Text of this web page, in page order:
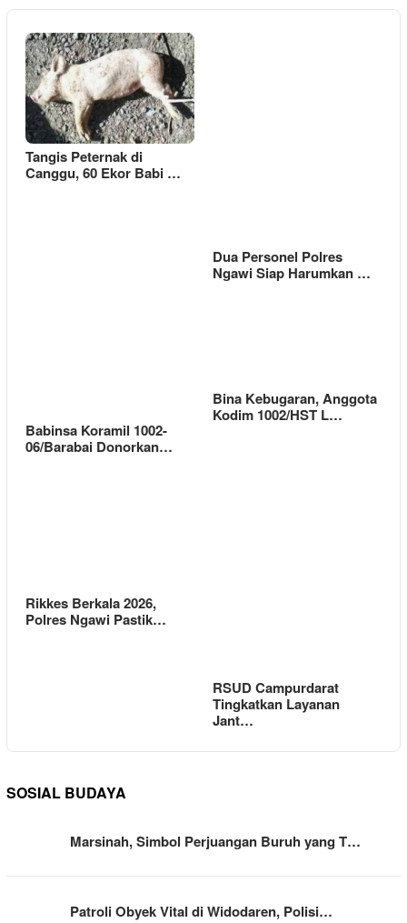
Tangis Peternak di
Canggu, 60 Ekor Babi …
Dua Personel Polres
Ngawi Siap Harumkan …
Babinsa Koramil 1002-
06/Barabai Donorkan…
Bina Kebugaran, Anggota
Kodim 1002/HST L…
Rikkes Berkala 2026,
Polres Ngawi Pastik…
RSUD Campurdarat
Tingkatkan Layanan
Jant…
SOSIAL BUDAYA
Marsinah, Simbol Perjuangan Buruh yang T…
Patroli Obyek Vital di Widodaren, Polisi…